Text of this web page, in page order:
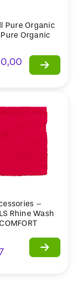
Pure Organic
Pure Organic
0,00
–
Rhine Wash